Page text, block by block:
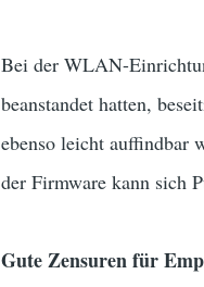
Bei der WLAN-
beanstandet hatten,
ebenso leicht auffindbar
der Firmware kann sich
Gute Zensuren für